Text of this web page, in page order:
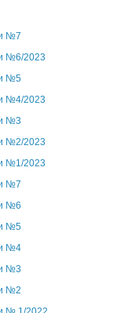
№7
№6/2023
№5
№4/2023
№3
№2/2023
№1/2023
№7
№6
№5
№4
№3
№2